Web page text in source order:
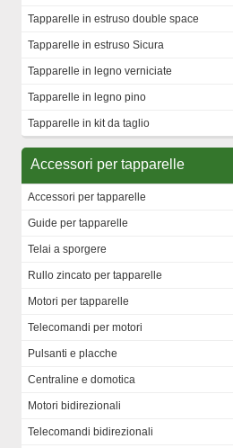
Tapparelle in estruso double space
Tapparelle in estruso Sicura
Tapparelle in legno verniciate
Tapparelle in legno pino
Tapparelle in kit da taglio
Accessori per tapparelle
Accessori per tapparelle
Guide per tapparelle
Telai a sporgere
Rullo zincato per tapparelle
Motori per tapparelle
Telecomandi per motori
Pulsanti e placche
Centraline e domotica
Motori bidirezionali
Telecomandi bidirezionali